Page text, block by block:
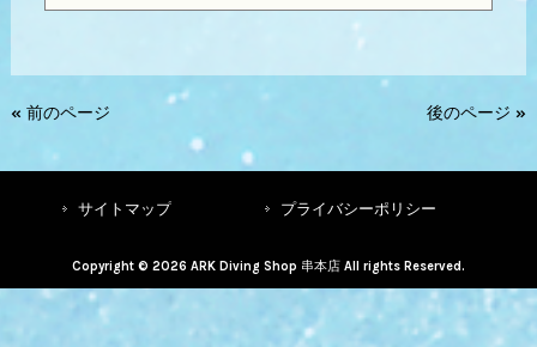
« 前のページ 後のページ »
サイトマップ プライバシーポリシー
Copyright © 2026 ARK Diving Shop 串本店 All rights Reserved.